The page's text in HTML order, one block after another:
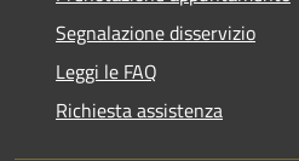
Segnalazione disservizio
Leggi le FAQ
Richiesta assistenza